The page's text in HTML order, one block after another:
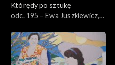
Którędy po sztukę
odc. 195 – Ewa Juszkiewicz,
van den Templem)”